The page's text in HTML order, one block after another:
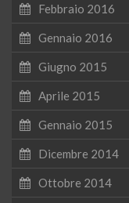
Febbraio 2016
Gennaio 2016
Giugno 2015
Aprile 2015
Gennaio 2015
Dicembre 2014
Ottobre 2014